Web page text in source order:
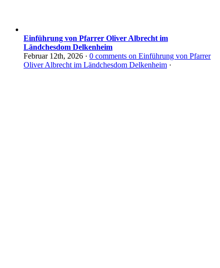
Einführung von Pfarrer Oliver Albrecht im
Ländchesdom Delkenheim
Februar 12th, 2026 · 0 comments on Einführung von Pfarrer
Oliver Albrecht im Ländchesdom Delkenheim ·